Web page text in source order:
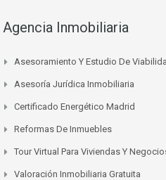
Agencia Inmobiliaria
Asesoramiento Y Estudio De
Asesoría Jurídica Inmobiliaria
Certificado Energético Madrid
Reformas De Inmuebles
Tour Virtual Para Viviendas Y
Valoración Inmobiliaria Gratuita